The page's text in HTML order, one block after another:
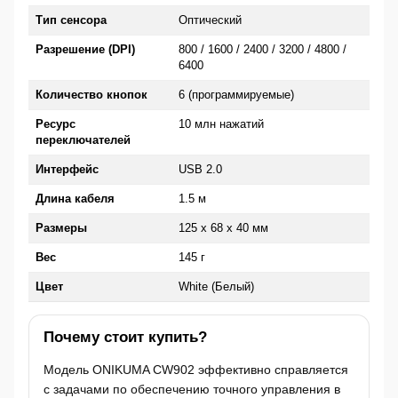
Тип сенсора Оптический
Разрешение (DPI)
800 / 1600 / 2400 / 3200 / 4800 /
6400
Количество кнопок 6 (программируемые)
Ресурс
переключателей
10 млн нажатий
Интерфейс USB 2.0
Длина кабеля 1.5 м
Размеры 125 х 68 х 40 мм
Вес 145 г
Цвет White (Белый)
Почему стоит купить?
Модель ONIKUMA CW902 эффективно справляется
с задачами по обеспечению точного управления в